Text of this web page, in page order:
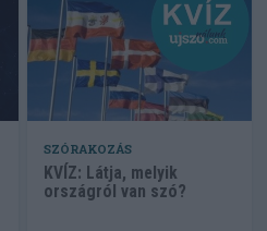
SZÓRAKOZÁS
KVÍZ: Látja, melyik
országról van szó?